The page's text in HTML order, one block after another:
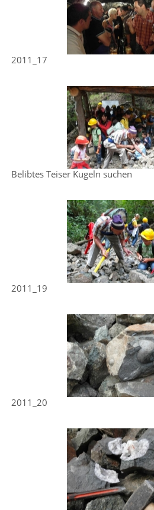
2011_17
Belibtes Teiser Kugeln suchen
2011_19
2011_20